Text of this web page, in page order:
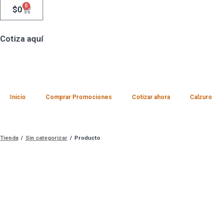
$0 0
Cotiza aquí
Inicio Comprar Promociones Cotizar ahora Calzuro
Tienda / Sin categorizar / Producto